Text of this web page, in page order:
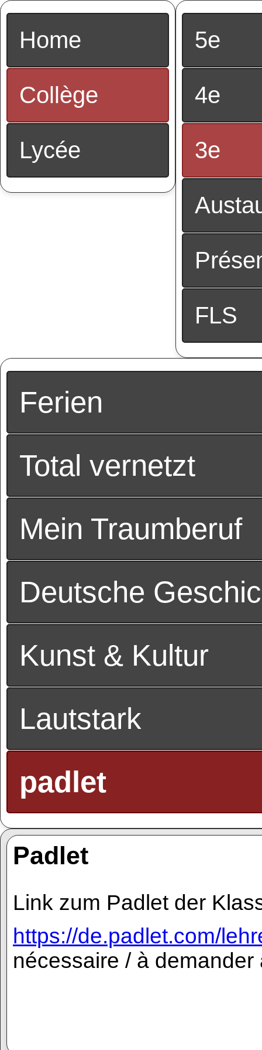
Home
Collège
Lycée
5e
4e
3e
FLS
Ferien
Total vernetzt
Mein Traumberuf
Deutsche
Kunst & Kultur
Lautstark
padlet
Padlet
Link zum Padlet der
https://de.padlet.com/
nécessaire / à demander